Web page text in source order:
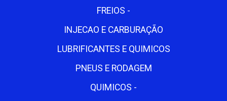
FREIOS -
INJECAO E CARBURAÇÃO
LUBRIFICANTES E QUIMICOS
PNEUS E RODAGEM
QUIMICOS -